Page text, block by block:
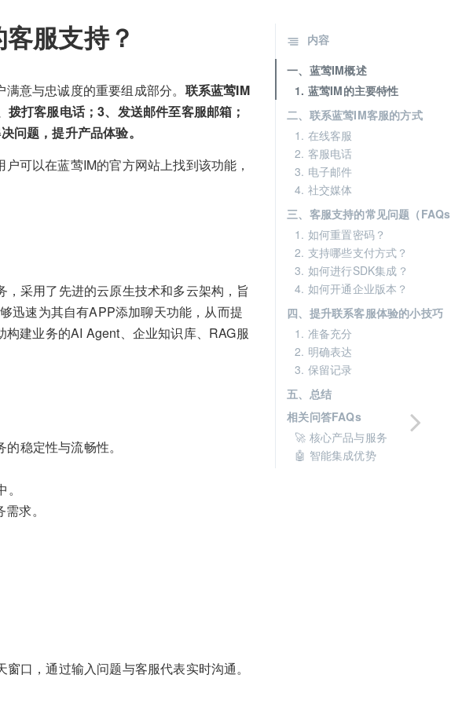
服支持？
意与忠诚度的重要组成部分。 联系蓝莺IM
打客服电话；3、发送邮件至客服邮箱；
问题，提升产品体验。
可以在蓝莺IM的官方网站上找到该功能，
采用了先进的云原生技术和多云架构，旨
迅速为其自有APP添加聊天功能，从而提
建业务的AI Agent、企业知识库、RAG服
稳定性与流畅性。
求。
口，通过输入问题与客服代表实时沟通。
内容
一、蓝莺IM概述
1. 蓝莺IM的主要特性
二、联系蓝莺IM客服的方式
1. 在线客服
2. 客服电话
3. 电子邮件
4. 社交媒体
三、客服支持的常见问题（
1. 如何重置密码？
2. 支持哪些支付方式？
3. 如何进行SDK集成？
4. 如何开通企业版本？
四、提升联系客服体验的小技巧
1. 准备充分
2. 明确表达
3. 保留记录
五、总结
相关问答FAQs
🚀 核心产品与服务
🤖 智能集成优势